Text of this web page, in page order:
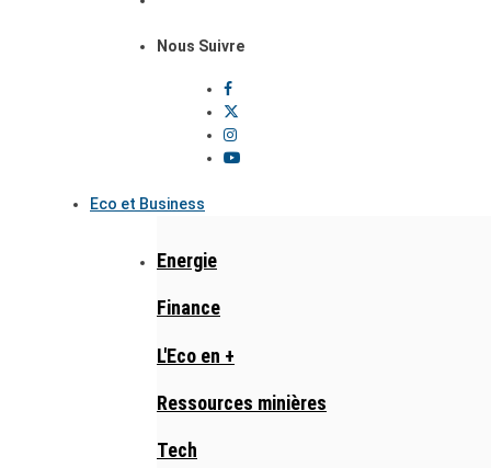
Nous Suivre
Eco et Business
Energie
Finance
L'Eco en +
Ressources minières
Tech